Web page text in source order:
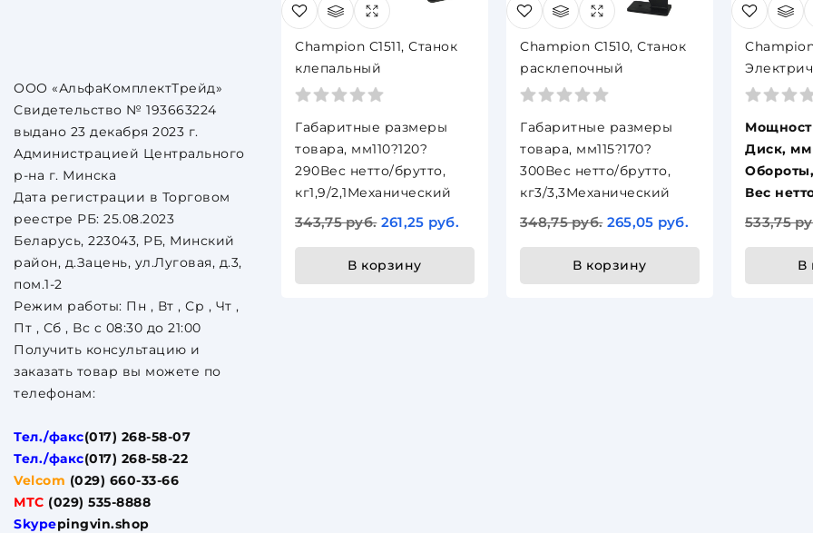
ООО «АльфаКомплектТрейд»
Свидетельство № 193663224
выдано 23 декабря 2023 г.
Администрацией Центрального
р-на г. Минска
Дата регистрации в Торговом
реестре РБ: 25.08.2023
Беларусь, 223043, РБ, Минский
район, д.Зацень, ул.Луговая, д.3,
пом.1-2
Режим работы: Пн , Вт , Ср , Чт ,
Пт , Сб , Вс c 08:30 до 21:00
Получить консультацию и
заказать товар вы можете по
телефонам:
Тел./факс(017) 268-58-07
Тел./факс(017) 268-58-22
Velcom (029) 660-33-66
МТС (029) 535-8888
Skypepingvin.shop
Champion C1511, Станок
клепальный
Габаритные размеры
товара, мм110?120?
290Вес нетто/брутто,
кг1,9/2,1Механический
343,75 руб. 261,25 руб.
В корзину
Champion C1510, Станок
расклепочный
Габаритные размеры
товара, мм115?170?
300Вес нетто/брутто,
кг3/3,3Механический
348,75 руб. 265,05 руб.
В корзину
для
Диск, мм
Вес
533,75
В